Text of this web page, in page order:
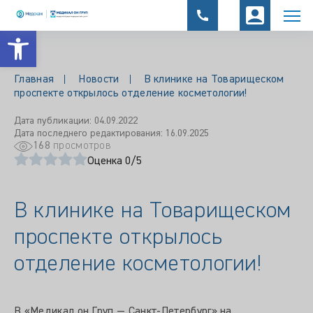
Открыть панель инструментов
Главная Новости
В клинике на Товарищеском
проспекте открылось отделение косметологии!
Дата публикации: 04.09.2022
Дата последнего редактирования: 16.09.2025
168 просмотров
Оценка 0/5
В клинике на Товарищеском
проспекте открылось
отделение косметологии!